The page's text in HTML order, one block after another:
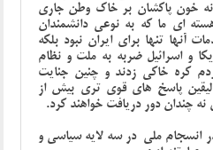
خون پاکشان بر خاک وطن جاری
ای ما که به نوعی دانشمندان
آنها تنها برای ایران نبود بلکه
و اسرائیل ضربه به ملت و نظام
کره خاکی زدند و چنین جنایت
پاسخ های قوی تری بیش از
نه چندان دور دریافت خواهند کرد.
در انسجام ملی در سه لایه سیاسی و